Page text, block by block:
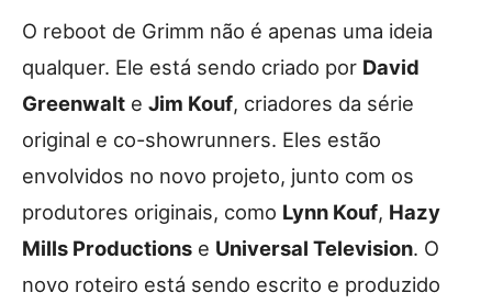
O reboot de Grimm não é apenas uma ideia
qualquer. Ele está sendo criado por David
Greenwalt e Jim Kouf, criadores da série
original e co-showrunners. Eles estão
envolvidos no novo projeto, junto com os
produtores originais, como Lynn Kouf, Hazy
Mills Productions e Universal Television. O
novo roteiro está sendo escrito e produzido